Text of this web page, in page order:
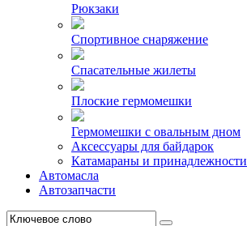
Рюкзаки
Спортивное снаряжение
Спасательные жилеты
Плоские гермомешки
Гермомешки с овальным дном
Аксессуары для байдарок
Катамараны и принадлежности
Автомасла
Автозапчасти